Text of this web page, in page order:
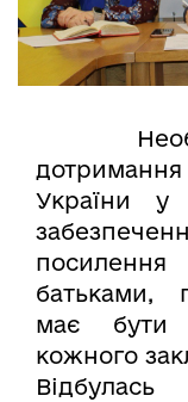
України у
посилення
батьками,
має бути
кожного